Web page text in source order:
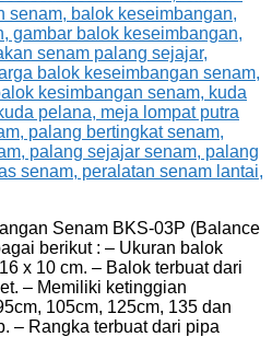
Senam BKS-03P (Balance
berikut : – Ukuran balok
x 10 cm. – Balok terbuat dari
– Memiliki ketinggian
105cm, 125cm, 135 dan
– Rangka terbuat dari pipa